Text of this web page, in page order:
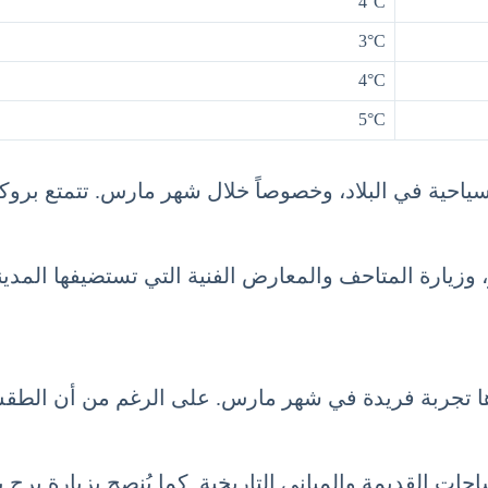
3°C
4°C
5°C
في البلاد، وخصوصاً خلال شهر مارس.
المتاحف والمعارض الفنية التي تستضيفها
تجربة فريدة في شهر مارس. على الرغم من أن
القديمة والمباني التاريخية. كما يُنصح بزيارة